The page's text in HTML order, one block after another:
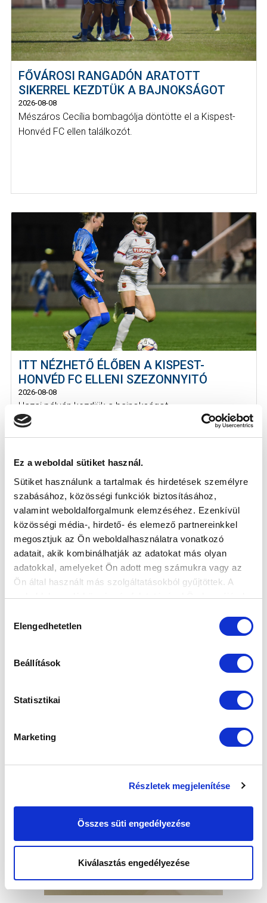
Ez a weboldal sütiket használ.
Sütiket használunk a tartalmak és hirdetések személyre
szabásához, közösségi funkciók biztosításához,
valamint weboldalforgalmunk elemzéséhez. Ezenkívül
közösségi média-, hirdető- és elemező partnereinkkel
megosztjuk az Ön weboldalhasználatra vonatkozó
adatait, akik kombinálhatják az adatokat más olyan
adatokkal, amelyeket Ön adott meg számukra vagy az
Ön által használt más szolgáltatásokból gyűjtöttek. A
weboldalon való böngészés folytatásával Ön hozzájárul a
kiválasztása
Elengedhetetlen
Beállítások
Statisztikai
Marketing
Részletek megjelenítése
Összes süti engedélyezése
Kiválasztás engedélyezése
FŐVÁROSI RANGADÓN ARATOTT
SIKERREL KEZDTÜK A BAJNOKSÁGOT
2026-08-08
Mészáros Cecília bombagólja döntötte el a Kispest-
Honvéd FC ellen találkozót.
ITT NÉZHETŐ ÉLŐBEN A KISPEST-
HONVÉD FC ELLENI SZEZONNYITÓ
2026-08-08
Hazai pályán kezdjük a bajnokságot.